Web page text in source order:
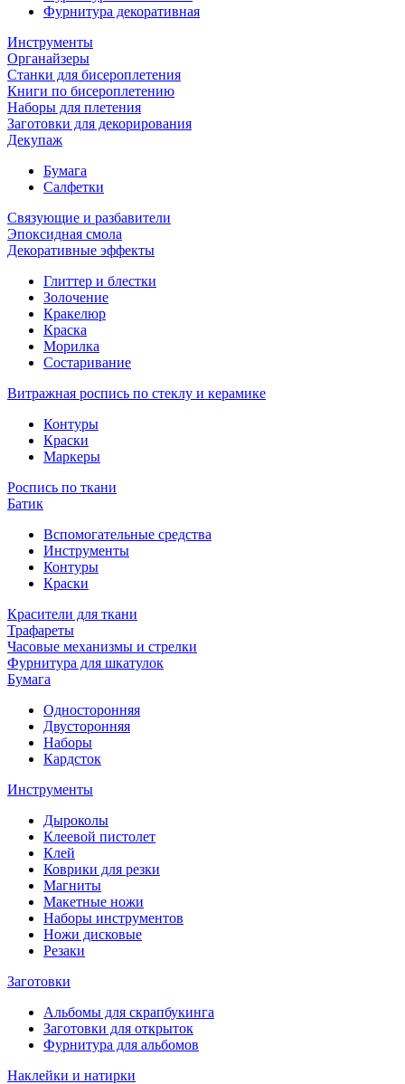
Фурнитура декоративная
Инструменты
Органайзеры
Станки для бисероплетения
Книги по бисероплетению
Наборы для плетения
Заготовки для декорирования
Декупаж
Бумага
Салфетки
Связующие и разбавители
Эпоксидная смола
Декоративные эффекты
Глиттер и блестки
Золочение
Кракелюр
Краска
Морилка
Состаривание
Витражная роспись по стеклу и керамике
Контуры
Краски
Маркеры
Роспись по ткани
Батик
Вспомогательные средства
Инструменты
Контуры
Краски
Красители для ткани
Трафареты
Часовые механизмы и стрелки
Фурнитура для шкатулок
Бумага
Односторонняя
Двусторонняя
Наборы
Кардсток
Инструменты
Дыроколы
Клеевой пистолет
Клей
Коврики для резки
Магниты
Макетные ножи
Наборы инструментов
Ножи дисковые
Резаки
Заготовки
Альбомы для скрапбукинга
Заготовки для открыток
Фурнитура для альбомов
Наклейки и натирки